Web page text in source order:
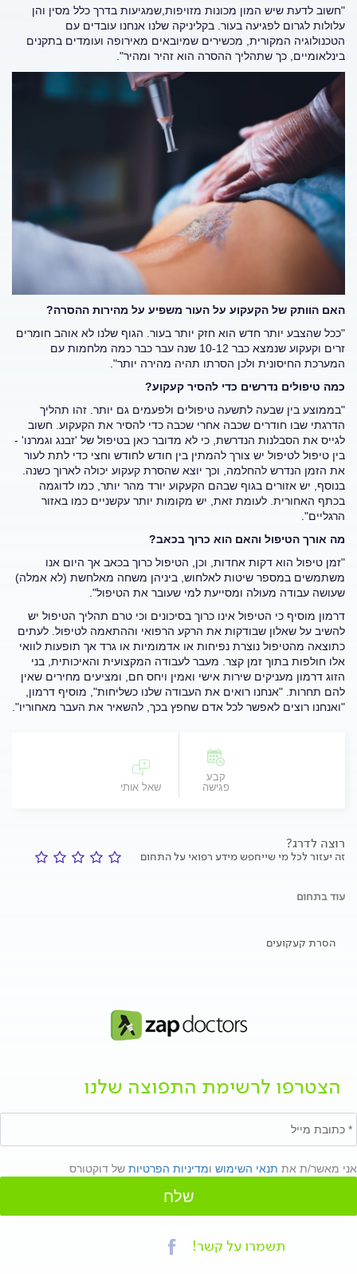
"חשוב לדעת שיש המון מכונות מזויפות,שמגיעות בדרך כלל מסין והן
עלולות לגרום לפגיעה בעור. בקליניקה שלנו אנחנו עובדים עם
הטכנולוגיה המקורית, מכשירים שמיובאים מאירופה ועומדים בתקנים
בינלאומיים, כך שתהליך ההסרה הוא זהיר ומהיר".
האם הוותק של הקעקוע על העור משפיע על מהירות ההסרה?
"ככל שהצבע יותר חדש הוא חזק יותר בעור. הגוף שלנו לא אוהב חומרים
זרים וקעקוע שנמצא כבר 10-12 שנה עבר כבר כמה מלחמות עם
המערכת החיסונית ולכן הסרתו תהיה מהירה יותר".
כמה טיפולים נדרשים כדי להסיר קעקוע?
"בממוצע בין שבעה לתשעה טיפולים ולפעמים גם יותר. זהו תהליך
הדרגתי שבו חודרים שכבה אחרי שכבה כדי להסיר את הקעקוע. חשוב
לגייס את הסבלנות הנדרשת, כי לא מדובר כאן בטיפול של 'זבנג וגמרנו' -
בין טיפול לטיפול יש צורך להמתין בין חודש לחודש וחצי כדי לתת לעור
את הזמן הנדרש להחלמה, וכך יוצא שהסרת קעקוע יכולה לארוך כשנה.
בנוסף, יש אזורים בגוף שבהם הקעקוע יורד מהר יותר, כמו לדוגמה
בכתף האחורית. לעומת זאת, יש מקומות יותר עקשניים כמו באזור
הרגליים".
מה אורך הטיפול והאם הוא כרוך בכאב?
"זמן טיפול הוא דקות אחדות, וכן, הטיפול כרוך בכאב אך היום אנו
משתמשים במספר שיטות לאלחוש, ביניהן משחה מאלחשת (לא אמלה)
שעושה עבודה מעולה ומסייעת למי שעובר את הטיפול".
דרמון מוסיף כי הטיפול אינו כרוך בסיכונים וכי טרם תהליך הטיפול יש
להשיב על שאלון שבודקות את הרקע הרפואי וההתאמה לטיפול. לעתים
כתוצאה מהטיפול נוצרת נפיחות או אדמומיות או גרד אך תופעות לוואי
אלו חולפות בתוך זמן קצר. מעבר לעבודה המקצועית והאיכותית, בני
הזוג דרמון מעניקים שירות אישי ואמין ויחס חם, ומציעים מחירים שאין
להם תחרות. "אנחנו רואים את העבודה שלנו כשליחות", מוסיף דרמון,
"ואנחנו רוצים לאפשר לכל אדם שחפץ בכך, להשאיר את העבר מאחוריו".
קבע
פגישה
שאל אותי
רוצה לדרג?
זה יעזור לכל מי שייחפש מידע רפואי על התחום
עוד בתחום
הסרת קעקועים
הצטרפו לרשימת התפוצה שלנו
אני מאשר/ת את תנאי השימוש ומדיניות הפרטיות של דוקטורס
שלח
תשמרו על קשר!